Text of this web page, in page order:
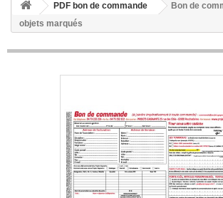
PDF bon de commande
Bon de
objets marqués